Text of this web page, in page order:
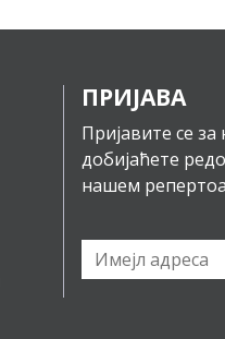
ПРИЈАВА
Пријавите се за
добијаћете
нашем